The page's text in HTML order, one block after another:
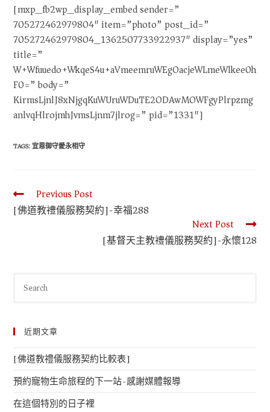
[mxp_fb2wp_display_embed sender=”
705272462979804″ item=”photo” post_id=”
705272462979804_1362507733922937″ display=”yes”
title=”
W+Wfuuedo+WkqeS4u+aVmeemruWEgOacjeWLmeWlkee0h
F0=” body=”
KirmsLjnlJ8xNjgqKuWUruWDuTE2ODAwMOWFgyPlrpzmg
anlvqHlrojmhJvmsLjnm7jlrog=” pid=”1331″]
TAGS:宜恩御守愛永相守
Previous Post
[佛道教禮儀服務契約]-幸福288
Next Post
[基督天主教禮儀服務契約]-永懷128
近期文章
[佛道教禮儀服務契約比較表]
預約寵物生命旅程的下一站-感謝媒體報導
在這個特別的日子裡